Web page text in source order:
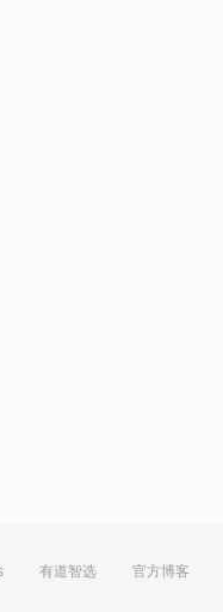
有道智选 官方博客